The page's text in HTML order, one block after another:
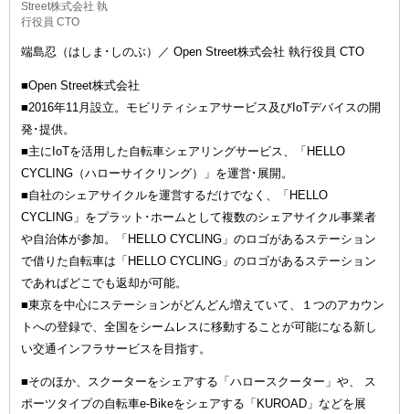
Street株式会社 執
行役員 CTO
端島忍（はしま･しのぶ）／ Open Street株式会社 執行役員 CTO
■Open Street株式会社
■2016年11月設立。モビリティシェアサービス及びIoTデバイスの開
発･提供。
■主にIoTを活用した自転車シェアリングサービス、「HELLO
CYCLING（ハローサイクリング）」を運営･展開。
■自社のシェアサイクルを運営するだけでなく、「HELLO
CYCLING」をプラット･ホームとして複数のシェアサイクル事業者
や自治体が参加。「HELLO CYCLING」のロゴがあるステーション
で借りた自転車は「HELLO CYCLING」のロゴがあるステーション
であればどこでも返却が可能。
■東京を中心にステーションがどんどん増えていて、１つのアカウン
トへの登録で、全国をシームレスに移動することが可能になる新し
い交通インフラサービスを目指す。
■そのほか、スクーターをシェアする「ハロースクーター」や、 ス
ポーツタイプの自転車e-Bikeをシェアする「KUROAD」などを展